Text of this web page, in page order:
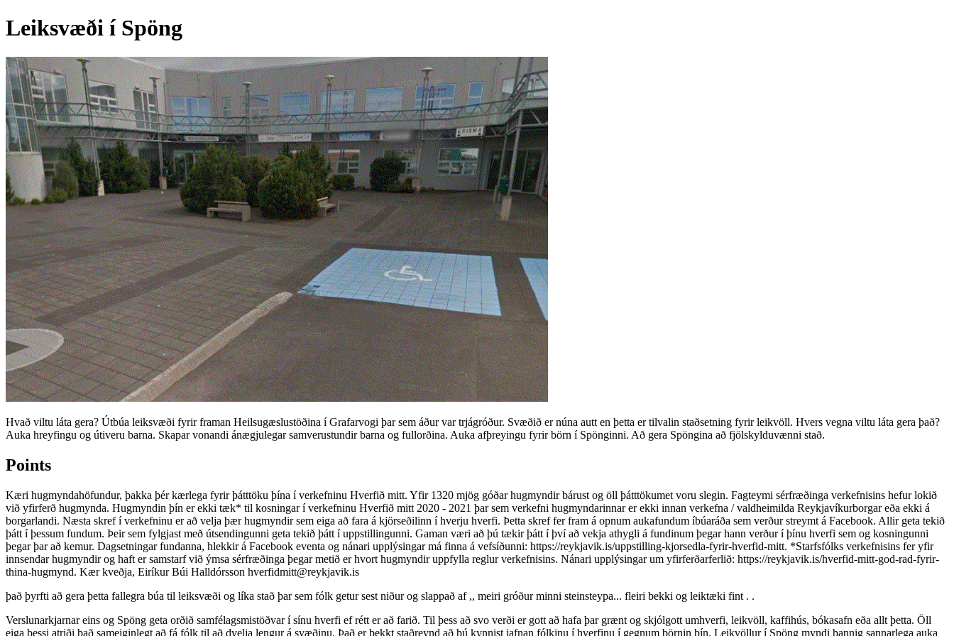
Leiksvæði í Spöng
Hvað viltu láta gera? Útbúa leiksvæði fyrir framan Heilsugæslustöðina í Grafarvogi þar sem áður var trjágróður. Svæðið er núna autt en þetta er tilvalin staðsetning fyrir leikvöll. Hvers vegna viltu láta gera það?
Auka hreyfingu og útiveru barna. Skapar vonandi ánægjulegar samverustundir barna og fullorðina. Auka afþreyingu fyrir börn í Spönginni. Að gera Spöngina að fjölskylduvænni stað.
Points
Kæri hugmyndahöfundur, þakka þér kærlega fyrir þátttöku þína í verkefninu Hverfið mitt. Yfir 1320 mjög góðar hugmyndir bárust og öll þátttökumet voru slegin. Fagteymi sérfræðinga verkefnisins hefur lokið
við yfirferð hugmynda. Hugmyndin þín er ekki tæk* til kosningar í verkefninu Hverfið mitt 2020 - 2021 þar sem verkefni hugmyndarinnar er ekki innan verkefna / valdheimilda Reykjavíkurborgar eða ekki á
borgarlandi. Næsta skref í verkefninu er að velja þær hugmyndir sem eiga að fara á kjörseðilinn í hverju hverfi. Þetta skref fer fram á opnum aukafundum íbúaráða sem verður streymt á Facebook. Allir geta tekið
þátt í þessum fundum. Þeir sem fylgjast með útsendingunni geta tekið þátt í uppstillingunni. Gaman væri að þú tækir þátt í því að vekja athygli á fundinum þegar hann verður í þínu hverfi sem og kosningunni
þegar þar að kemur. Dagsetningar fundanna, hlekkir á Facebook eventa og nánari upplýsingar má finna á vefsíðunni: https://reykjavik.is/uppstilling-kjorsedla-fyrir-hverfid-mitt. *Starfsfólks verkefnisins fer yfir
innsendar hugmyndir og haft er samstarf við ýmsa sérfræðinga þegar metið er hvort hugmyndir uppfylla reglur verkefnisins. Nánari upplýsingar um yfirferðarferlið: https://reykjavik.is/hverfid-mitt-god-rad-fyrir-
thina-hugmynd. Kær kveðja, Eiríkur Búi Halldórsson hverfidmitt@reykjavik.is
það þyrfti að gera þetta fallegra búa til leiksvæði og líka stað þar sem fólk getur sest niður og slappað af ,, meiri gróður minni steinsteypa... fleiri bekki og leiktæki fint . .
Verslunarkjarnar eins og Spöng geta orðið samfélagsmistöðvar í sínu hverfi ef rétt er að farið. Til þess að svo verði er gott að hafa þar grænt og skjólgott umhverfi, leikvöll, kaffihús, bókasafn eða allt þetta. Öll
eiga þessi atriði það sameiginlegt að fá fólk til að dvelja lengur á svæðinu. Það er þekkt staðreynd að þú kynnist jafnan fólkinu í hverfinu í gegnum börnin þín. Leikvöllur í Spöng myndi þannig sannarlega auka